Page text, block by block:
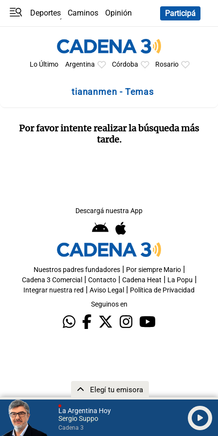
La Argentina Hoy
Sergio Suppo
Cadena 3
Elegí tu emisora
Deportes Caminos
Opinión
Participá
Lo Último Argentina Córdoba Rosario
tiananmen - Temas
Por favor intente realizar la búsqueda más
tarde.
Descargá nuestra App
Nuestros padres fundadores| Por siempre Mario|
Cadena 3 Comercial | Contacto| Cadena Heat | La Popu |
Integrar nuestra red | Aviso Legal | Política de Privacidad
Seguinos en